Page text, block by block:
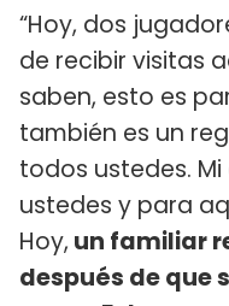
“Hoy, dos
de recibir visitas
saben, esto es
también es un
todos ustedes.
ustedes y para
Hoy, un familiar
después de que